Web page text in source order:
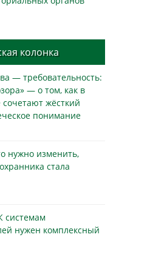
колонка
— требовательность:
— о том, как в
жёсткий
понимание
нужно изменить,
стала
системам
нужен комплексный